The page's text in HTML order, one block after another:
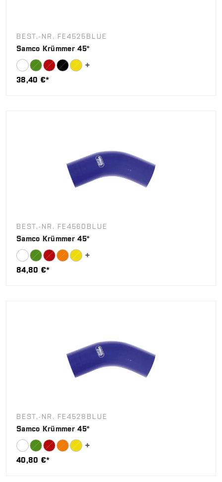
BEST.-NR. FE4525BLUE
Samco Krümmer 45°
38,40 €*
BEST.-NR. FE4560BLUE
Samco Krümmer 45°
84,80 €*
BEST.-NR. FE4528BLUE
Samco Krümmer 45°
40,80 €*